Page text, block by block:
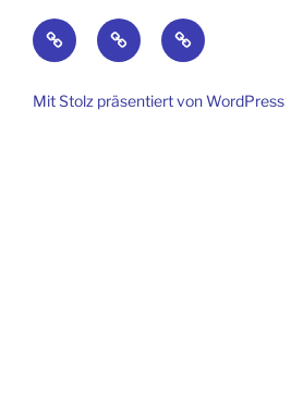
Kontakt ImpressumDatenschutz
Mit Stolz präsentiert von WordPress